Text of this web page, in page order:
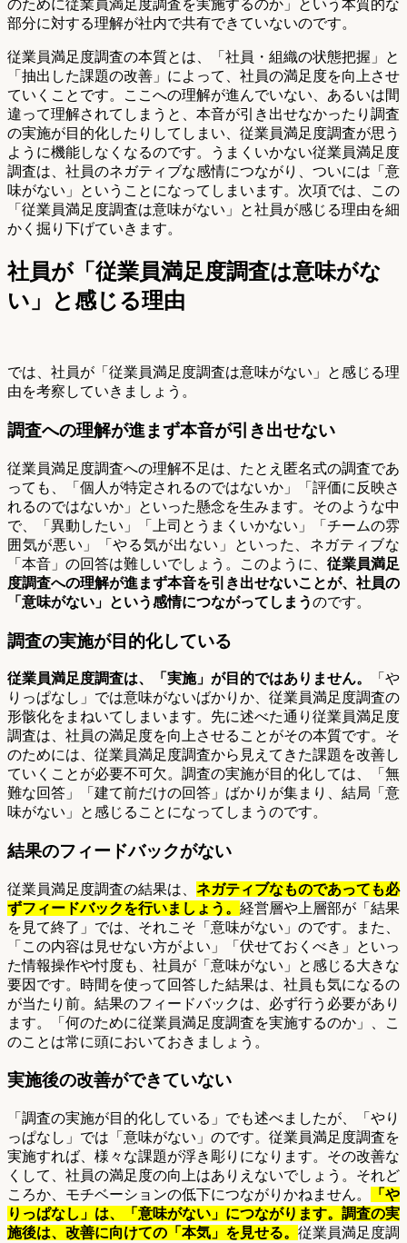
のために従業員満足度調査を実施するのか」という本質的な
部分に対する理解が社内で共有できていないのです。
従業員満足度調査の本質とは、「社員・組織の状態把握」と
「抽出した課題の改善」によって、社員の満足度を向上させ
ていくことです。ここへの理解が進んでいない、あるいは間
違って理解されてしまうと、本音が引き出せなかったり調査
の実施が目的化したりしてしまい、従業員満足度調査が思う
ように機能しなくなるのです。うまくいかない従業員満足度
調査は、社員のネガティブな感情につながり、ついには「意
味がない」ということになってしまいます。次項では、この
「従業員満足度調査は意味がない」と社員が感じる理由を細
かく掘り下げていきます。
社員が「従業員満足度調査は意味がな
い」と感じる理由
では、社員が「従業員満足度調査は意味がない」と感じる理
由を考察していきましょう。
調査への理解が進まず本音が引き出せない
従業員満足度調査への理解不足は、たとえ匿名式の調査であ
っても、「個人が特定されるのではないか」「評価に反映さ
れるのではないか」といった懸念を生みます。そのような中
で、「異動したい」「上司とうまくいかない」「チームの雰
囲気が悪い」「やる気が出ない」といった、ネガティブな
「本音」の回答は難しいでしょう。このように、 従業員満足
度調査への理解が進まず本音を引き出せないことが、社員の
「意味がない」という感情につながってしまうのです。
調査の実施が目的化している
従業員満足度調査は、「実施」が目的ではありません。
「や
りっぱなし」では意味がないばかりか、従業員満足度調査の
形骸化をまねいてしまいます。先に述べた通り従業員満足度
調査は、社員の満足度を向上させることがその本質です。そ
のためには、従業員満足度調査から見えてきた課題を改善し
ていくことが必要不可欠。調査の実施が目的化しては、「無
難な回答」「建て前だけの回答」ばかりが集まり、結局「意
味がない」と感じることになってしまうのです。
結果のフィードバックがない
従業員満足度調査の結果は、 ネガティブなものであっても必
ずフィードバックを行いましょう。 経営層や上層部が「結果
を見て終了」では、それこそ「意味がない」のです。また、
「この内容は見せない方がよい」「伏せておくべき」といっ
た情報操作や忖度も、社員が「意味がない」と感じる大きな
要因です。時間を使って回答した結果は、社員も気になるの
が当たり前。結果のフィードバックは、必ず行う必要があり
ます。「何のために従業員満足度調査を実施するのか」、こ
のことは常に頭においておきましょう。
実施後の改善ができていない
「調査の実施が目的化している」でも述べましたが、「やり
っぱなし」では「意味がない」のです。従業員満足度調査を
実施すれば、様々な課題が浮き彫りになります。その改善な
くして、社員の満足度の向上はありえないでしょう。それど
ころか、モチベーションの低下につながりかねません。
「や
りっぱなし」は、「意味がない」につながります。調査の実
施後は、改善に向けての「本気」を見せる。 従業員満足度調